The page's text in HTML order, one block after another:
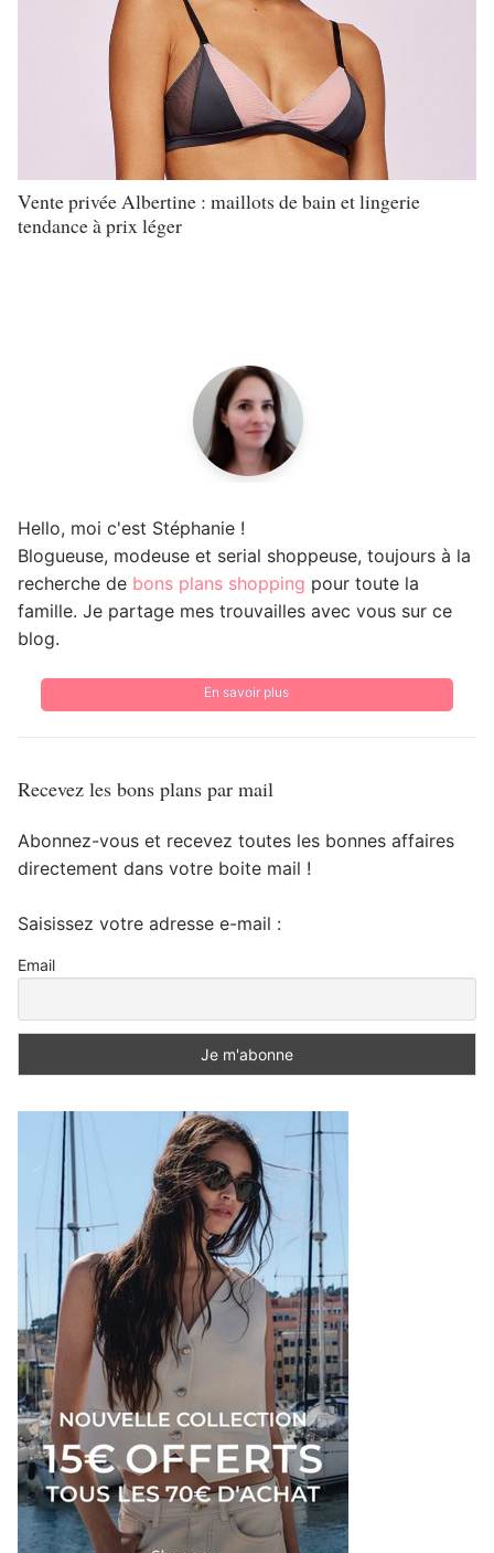
Vente privée Albertine : maillots de bain et lingerie
tendance à prix léger
Hello, moi c'est Stéphanie !
Blogueuse, modeuse et serial shoppeuse, toujours à la
recherche de bons plans shopping pour toute la
famille. Je partage mes trouvailles avec vous sur ce
blog.
En savoir plus
Recevez les bons plans par mail
Abonnez-vous et recevez toutes les bonnes affaires
directement dans votre boite mail !
Saisissez votre adresse e-mail :
Email